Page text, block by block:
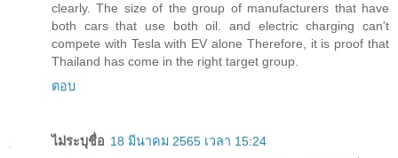
clearly. The size of the group of manufacturers that have
both cars that use both oil. and electric charging can't
compete with Tesla with EV alone Therefore, it is proof that
Thailand has come in the right target group.
ตอบ
ไม่ระบุชื่อ 18 มีนาคม 2565 เวลา 15:24